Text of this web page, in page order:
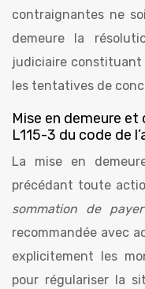
contraignantes ne
demeure la
judiciaire constituant
les tentatives de
Mise en demeure et
L115-3 du code de
La mise en
précédant toute
sommation de payer
recommandée avec
explicitement les
pour régulariser la